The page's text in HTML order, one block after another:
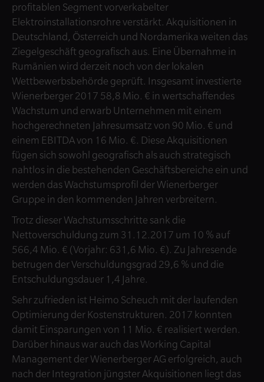
profitablen Segment vorverkabelter
Elektroinstallationsrohre verstärkt. Akquisitionen in
Deutschland, Österreich und Nordamerika weiten das
Ziegelgeschäft geografisch aus. Eine Übernahme in
Rumänien wird derzeit noch von der lokalen
Wettbewerbsbehörde geprüft. Insgesamt investierte
Wienerberger 2017 58,8 Mio. € in wertschaffendes
Wachstum und erwarb Unternehmen mit einem
hochgerechneten Jahresumsatz von 90 Mio. € und
einem EBITDA von 16 Mio. €. Diese Akquisitionen
fügen sich sowohl geografisch als auch strategisch
nahtlos in die bestehenden Geschäftsbereiche ein und
werden das Wachstumsprofil der Wienerberger
Gruppe in den kommenden Jahren verbreitern.
Trotz dieser Wachstumsschritte sank die
Nettoverschuldung zum 31.12.2017 um 10 % auf
566,4 Mio. € (Vorjahr: 631,6 Mio. €). Zu Jahresende
betrugen der Verschuldungsgrad 29,6 % und die
Entschuldungsdauer 1,4 Jahre.
Sehr zufrieden ist Heimo Scheuch mit der laufenden
Optimierung der Kostenstrukturen. 2017 konnten
damit Einsparungen von 11 Mio. € realisiert werden.
Darüber hinaus war auch das Working Capital
Management der Wienerberger AG erfolgreich, auch
nach der Integration jüngster Akquisitionen liegt das